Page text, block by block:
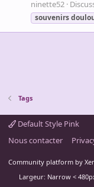
ninette52
souvenirs
Tags
Default Style Pink
Nous contacter
Community platform by
Largeur